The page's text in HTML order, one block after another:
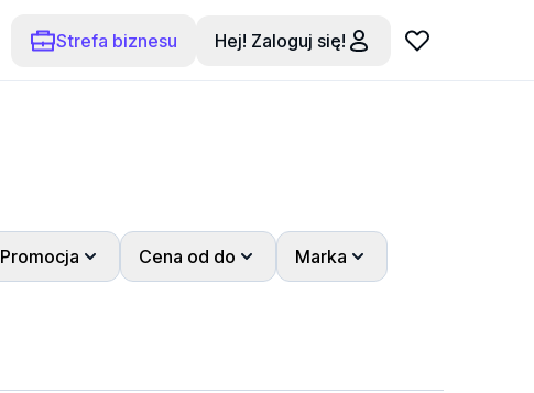
Strefa biznesu Hej! Zaloguj się!
Promocja Cena od do Marka